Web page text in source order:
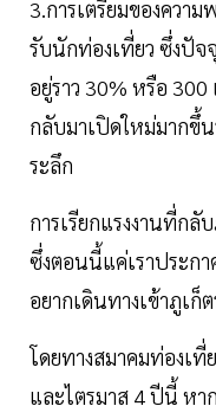
3.การเตรียมของควา
รับนักท่องเที่ยว ซึ่งปัจ
อยู่ราว 30% หรือ
กลับมาเปิดใหม่มากขึ้
ระลึก
การเรียกแรงงานที่ก
ซึ่งตอนนี้แค่เราประก
อยากเดินทางเข้าภูเ
โดยทางสมาคมท่องเที่
และไตรมาส 4 ปีนี้ หา